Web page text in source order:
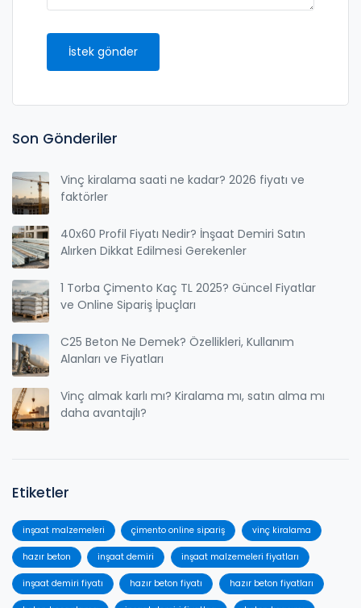
İstek gönder
Son Gönderiler
Vinç kiralama saati ne kadar? 2026 fiyatı ve
faktörler
40x60 Profil Fiyatı Nedir? İnşaat Demiri Satın
Alırken Dikkat Edilmesi Gerekenler
1 Torba Çimento Kaç TL 2025? Güncel Fiyatlar
ve Online Sipariş İpuçları
C25 Beton Ne Demek? Özellikleri, Kullanım
Alanları ve Fiyatları
Vinç almak karlı mı? Kiralama mı, satın alma mı
daha avantajlı?
Etiketler
inşaat malzemeleri çimento online sipariş vinç kiralama
hazır beton inşaat demiri inşaat malzemeleri fiyatları
inşaat demiri fiyatı hazır beton fiyatı hazır beton fiyatları